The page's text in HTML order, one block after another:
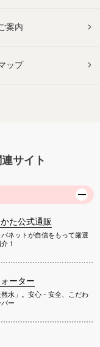
案内
ップ
サイト
た公式通販
ネットが自信をもって厳選
！
ーター
水」。安心・安全、こだわ
ー